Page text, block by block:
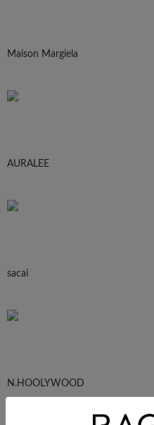
Maison Margiela
AURALEE
sacai
N.HOOLYWOOD